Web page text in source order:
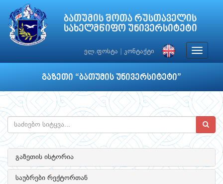
ბათუმის შოთა რუსთაველის
სახელმწიფო უნივერსიტეტი
ელ.ფოსტა კონტაქტი
Toggle
გაზეთი “ბათუმის უნივერსიტეტი”
გაზეთის ისტორია
საუბრები რექტორთან